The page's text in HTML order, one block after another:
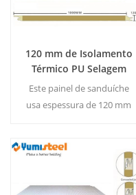
120 mm de Isolamento
Térmico PU Selagem
Final Painel Sandwich
de lã de rocha para
Este painel de sanduíche
usa espessura de 120 mm
exibe excelente fogo de
desempenho à prova de
Consulte Mais